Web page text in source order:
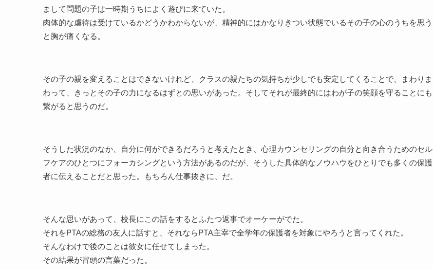
まして問題の子は一時期うちによく遊びに来ていた。
肉体的な虐待は受けているかどうかわからないが、精神的にはかなりきつい状態でいるその子の心のうちを思う
と胸が痛くなる。
その子の親を変えることはできないけれど、クラスの親たちの気持ちが少しでも安定してくることで、まわりま
わって、きっとその子の力になるはずとの思いがあった。そしてそれが最終的にはわが子の笑顔を守ることにも
繋がると思うのだ。
そうした状況のなか、自分に何ができるだろうと考えたとき、心理カウンセリングの自分と向き合うためのセル
フケアのひとつにフォーカシングという方法があるのだが、そうした具体的なノウハウをひとりでも多くの保護
者に伝えることだと思った。もちろん仕事抜きに、だ。
そんな思いがあって、校長にこの話をするとふたつ返事でオーケーがでた。
それをPTAの総務の友人に話すと、それならPTA主宰で全学年の保護者を対象にやろうと言ってくれた。
そんなわけで後のことは彼女に任せてしまった。
その結果が冒頭の言葉だった。